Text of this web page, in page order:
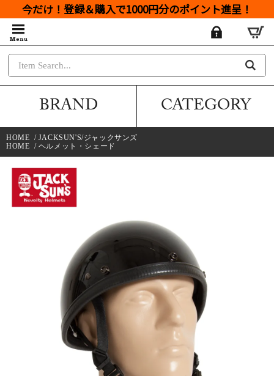
今だけ！登録＆購入で1000円分のポイント進呈！
BRAND CATEGORY
HOME / JACKSUN'S/ジャックサンズ
HOME / ヘルメット・シェード